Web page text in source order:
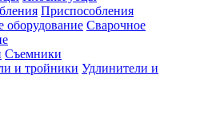
Приспособления
Сварочное
Съемники
Удлинители и